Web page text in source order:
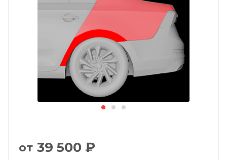
от 39 500 ₽